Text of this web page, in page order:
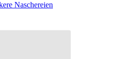
Naschereien